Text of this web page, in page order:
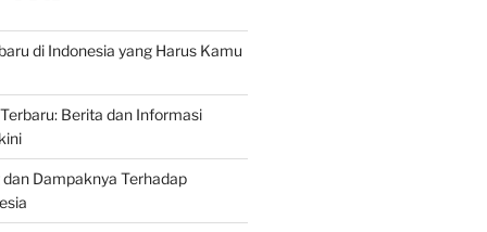
di Indonesia yang Harus Kamu
Berita dan Informasi
Dampaknya Terhadap